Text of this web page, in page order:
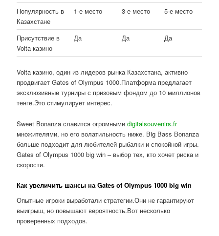
Популярность в
Казахстане
1-е место 3-е место 5-е место
Присутствие в
Volta казино
Да Да Да
Volta казино, один из лидеров рынка Казахстана, активно
продвигает Gates of Olympus 1000.Платформа предлагает
эксклюзивные турниры с призовым фондом до 10 миллионов
тенге.Это стимулирует интерес.
Sweet Bonanza славится огромнымиdigitalsouvenirs.fr
множителями, но его волатильность ниже. Big Bass Bonanza
больше подходит для любителей рыбалки и спокойной игры.
Gates of Olympus 1000 big win – выбор тех, кто хочет риска и
скорости.
Как увеличить шансы на Gates of Olympus 1000 big win
Опытные игроки выработали стратегии.Они не гарантируют
выигрыш, но повышают вероятность.Вот несколько
проверенных подходов.